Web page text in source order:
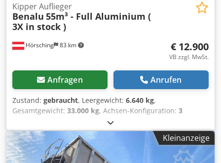
Hörsching 83 km
Kipper Auflieger
Benalu 55m³ - Full Aluminium (
3X in stock )
€ 12.900
VB zzgl. MwSt.
Anfragen Anrufen
Zustand: gebraucht, Leergewicht: 6.640 kg,
Gesamtgewicht: 33.000 kg, Achsen-Konfiguration: 3
03/2001
Reifengröße:385/65 R22.5, Anhängerbremse:Anhänger
gebremst
, Baujahr:2001 ABS, BENALU -- ca.
55m³ -- Full Aluminium (( 3.Stück auf Lager / 3.piece in
Kleinanzeige